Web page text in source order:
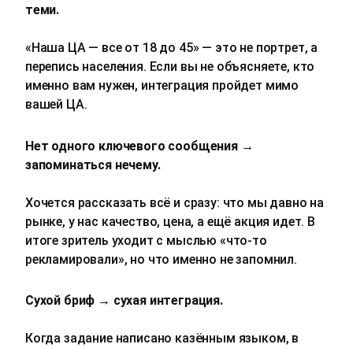
теми.
«Наша ЦА — все от 18 до 45» — это не портрет, а
перепись населения. Если вы не объясняете, кто
именно вам нужен, интеграция пройдет мимо
вашей ЦА.
Нет одного ключевого сообщения →
запоминаться нечему.
Хочется рассказать всё и сразу: что мы давно на
рынке, у нас качество, цена, а ещё акция идет. В
итоге зритель уходит с мыслью «что‑то
рекламировали», но что именно не запомнил.
Сухой бриф → сухая интеграция.
Когда задание написано казённым языком, в